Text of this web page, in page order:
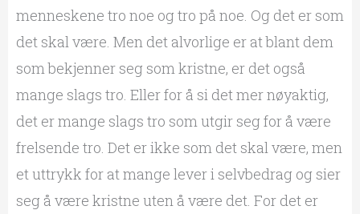
menneskene tro noe og tro på noe. Og det er som
det skal være. Men det alvorlige er at blant dem
som bekjenner seg som kristne, er det også
mange slags tro. Eller for å si det mer nøyaktig,
det er mange slags tro som utgir seg for å være
frelsende tro. Det er ikke som det skal være, men
et uttrykk for at mange lever i selvbedrag og sier
seg å være kristne uten å være det. For det er